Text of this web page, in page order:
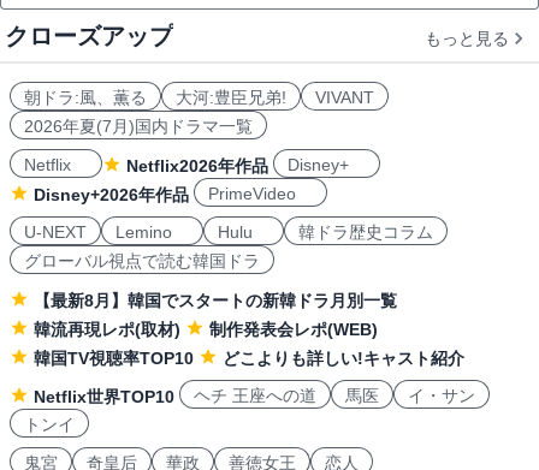
クローズアップ もっと見る
朝ドラ:風、薫る 大河:豊臣兄弟!
VIVANT
2026年夏(7月)国内ドラマ一覧
Netflix
Netflix2026年作品
Disney+
Disney+2026年作品
PrimeVideo
U-NEXT
Lemino Hulu
韓ドラ歴史コラム
グローバル視点で読む韓国ドラ
【最新8月】韓国でスタートの新韓ドラ月別一覧
韓流再現レポ(取材)
制作発表会レポ(WEB)
韓国TV視聴率TOP10
どこよりも詳しい!キャスト紹介
Netflix世界TOP10
ヘチ 王座への道 馬医
イ・サン
トンイ
鬼宮
奇皇后 華政 善徳女王 恋人